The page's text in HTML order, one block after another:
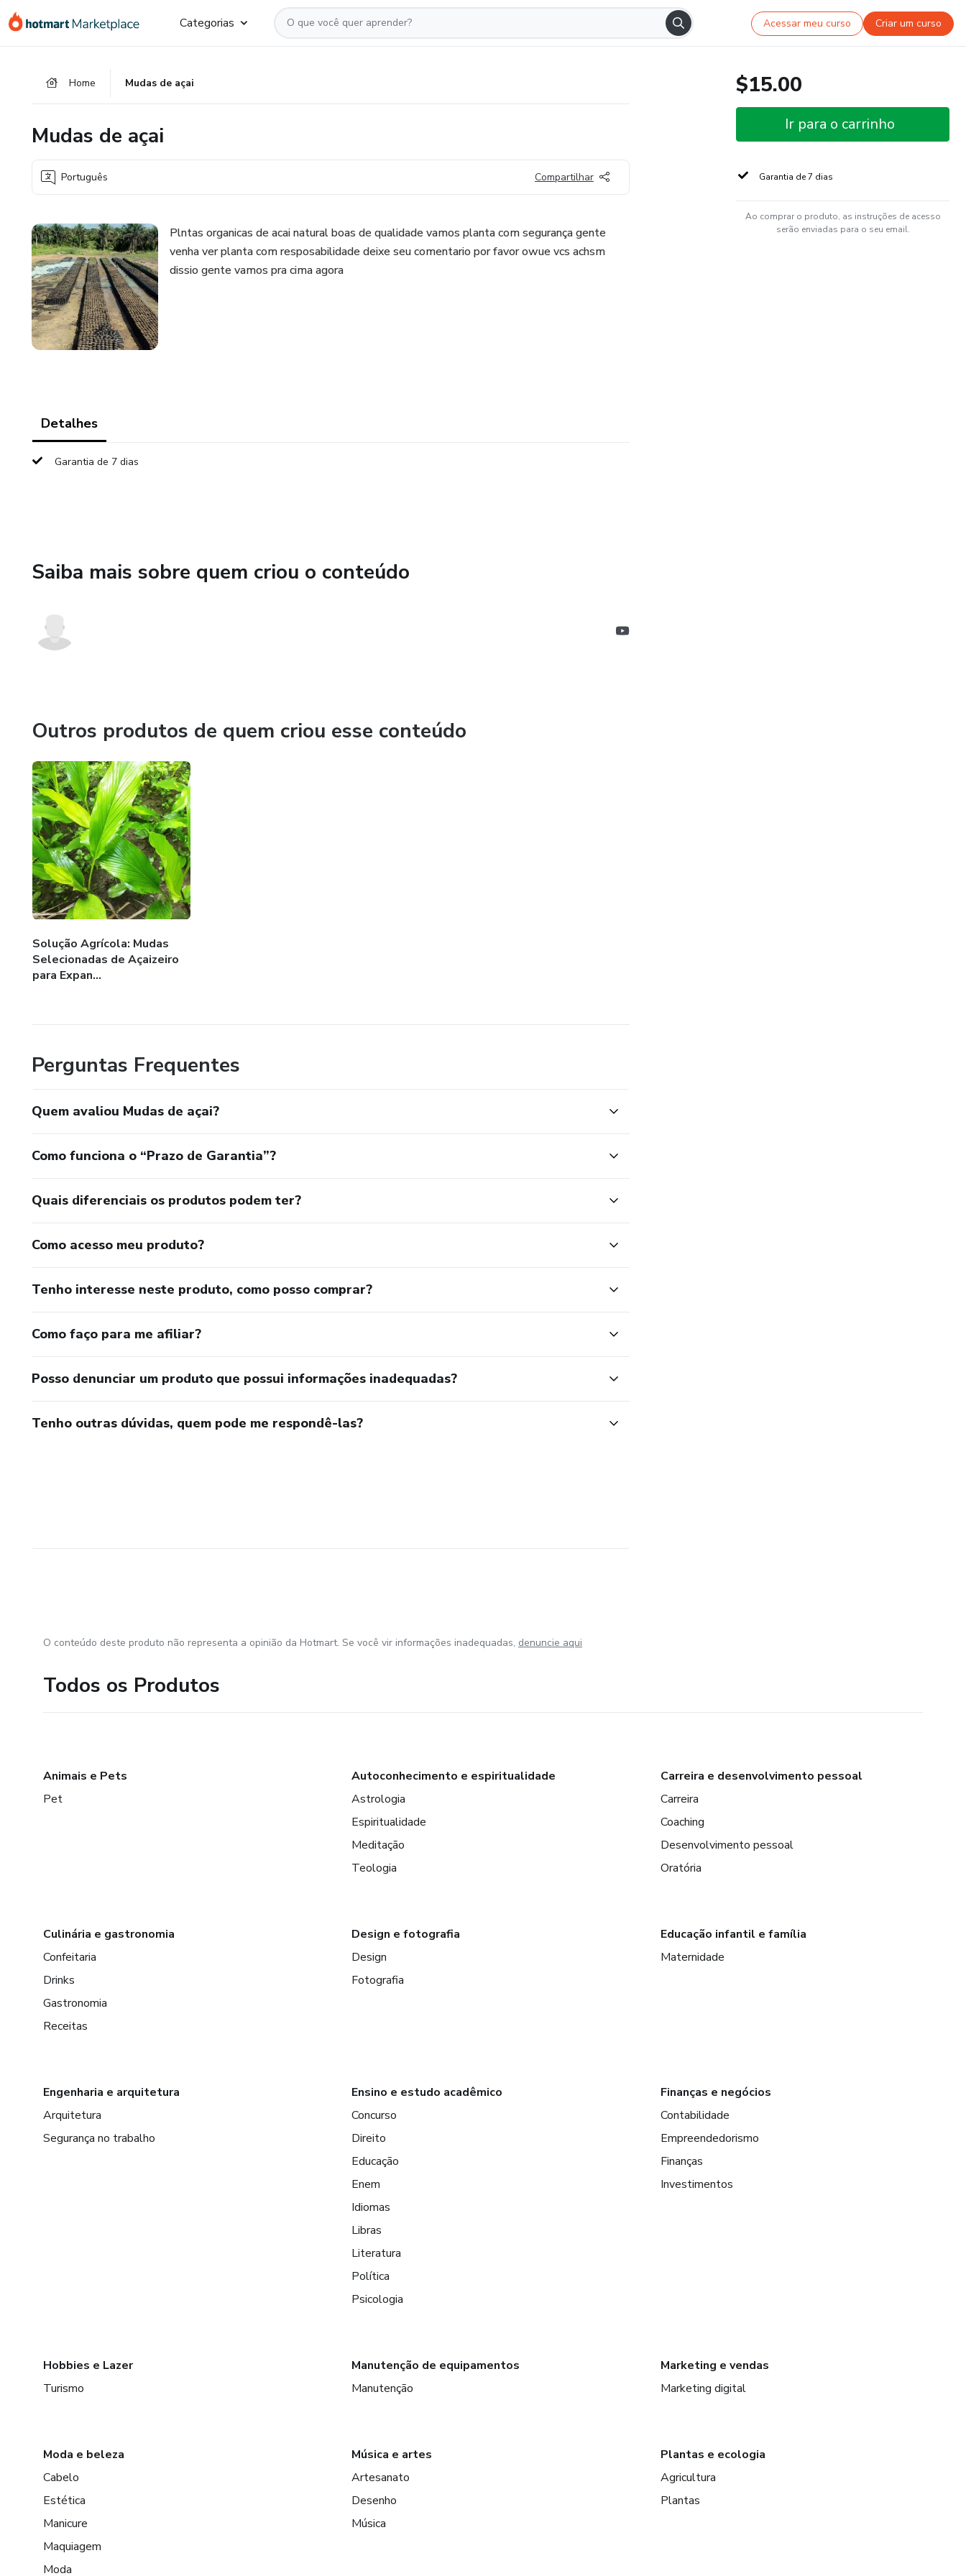
para
para
para
Categorias Acessar meu curso Criar um curso
Home Mudas de açai
Mudas de açai
Português Compartilhar
Plntas organicas de acai natural boas de qualidade vamos planta com segurança gente
venha ver planta com resposabilidade deixe seu comentario por favor owue vcs achsm
dissio gente vamos pra cima agora
Detalhes
Garantia de 7 dias
Saiba mais sobre quem criou o conteúdo
Outros produtos de quem criou esse conteúdo
Solução Agrícola: Mudas
Selecionadas de Açaizeiro
para Expan...
Perguntas Frequentes
Quem avaliou Mudas de açai?
Como funciona o “Prazo de Garantia”?
Quais diferenciais os produtos podem ter?
Como acesso meu produto?
Tenho interesse neste produto, como posso comprar?
Como faço para me afiliar?
Posso denunciar um produto que possui informações inadequadas?
Tenho outras dúvidas, quem pode me respondê-las?
$15.00
Ir para o carrinho
Garantia de 7 dias
Ao comprar o produto, as instruções de acesso
serão enviadas para o seu email.
O conteúdo deste produto não representa a opinião da Hotmart. Se você vir informações inadequadas, denuncie aqui
Todos os Produtos
Animais e Pets
Pet
Autoconhecimento e espiritualidade
Astrologia
Espiritualidade
Meditação
Teologia
Carreira e desenvolvimento pessoal
Carreira
Coaching
Desenvolvimento pessoal
Oratória
Culinária e gastronomia
Confeitaria
Drinks
Gastronomia
Receitas
Design e fotografia
Design
Fotografia
Educação infantil e família
Maternidade
Engenharia e arquitetura
Arquitetura
Segurança no trabalho
Ensino e estudo acadêmico
Concurso
Direito
Educação
Enem
Idiomas
Libras
Literatura
Política
Psicologia
Finanças e negócios
Contabilidade
Empreendedorismo
Finanças
Investimentos
Hobbies e Lazer
Turismo
Manutenção de equipamentos
Manutenção
Marketing e vendas
Marketing digital
Moda e beleza
Cabelo
Estética
Manicure
Maquiagem
Moda
Música e artes
Artesanato
Desenho
Música
Plantas e ecologia
Agricultura
Plantas